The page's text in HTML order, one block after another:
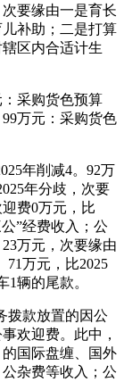
要缘由一是育长
补助；二是打算
区内合适计生
采购货色预算
万元：采购货色
年削减4。92万
年分歧，次要
费0万元，比
”经费收入；公
万元，次要缘由
71万元，比2025
1辆的尾款。
款放置的因公
欢迎费。此中，
国际盘缠、国外
杂费等收入；公